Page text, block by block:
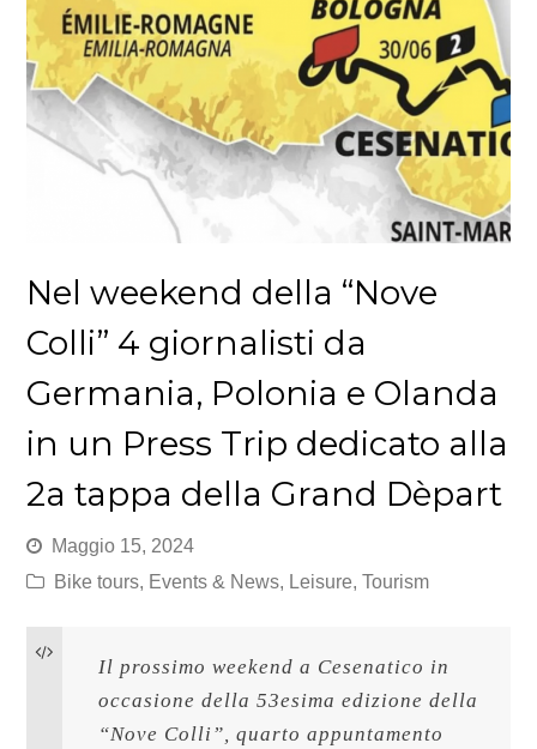
Nel weekend della “Nove
Colli” 4 giornalisti da
Germania, Polonia e Olanda
in un Press Trip dedicato alla
2a tappa della Grand Dèpart
Maggio 15, 2024
Bike tours, Events & News, Leisure,Tourism
Il prossimo weekend a Cesenatico in
occasione della 53esima edizione della
“Nove Colli”, quarto appuntamento